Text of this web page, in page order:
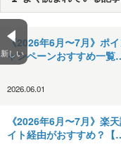
新しい
《2026年6月〜7月》ポ
ャンペーンおすすめ一
2026.06.01
《2026年6月〜7月》楽
イト経由がおすすめ？